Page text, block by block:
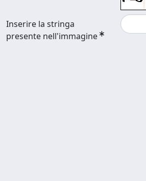
Inserire la stringa
presente nell'immagine